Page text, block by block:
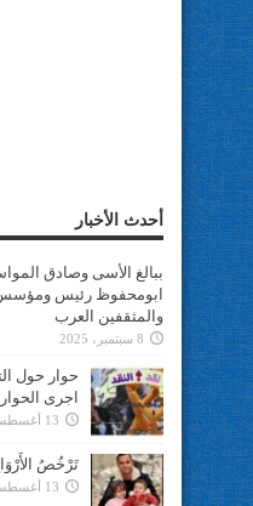
أحدث الأخبار
ببالغ الأسى وصادق
ابومحفوظ رئيس ومؤسس
والمثقفين العرب
8 سبتمبر، 2025
حوار حول
اجرى
13 أغسطس، 2025
تَرْخُصُ
13 أغسطس، 2025